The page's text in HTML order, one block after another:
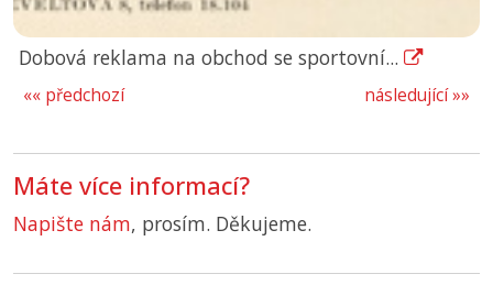
Dobová reklama na obchod se sportovní...
následující »»
«« předchozí
Máte více informací?
Napište nám, prosím. Děkujeme.